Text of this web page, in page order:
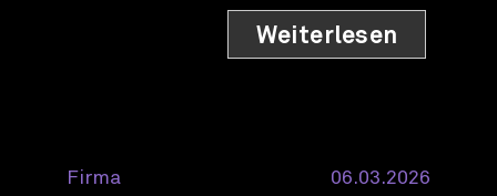
Weiterlesen
Firma 06.03.2026